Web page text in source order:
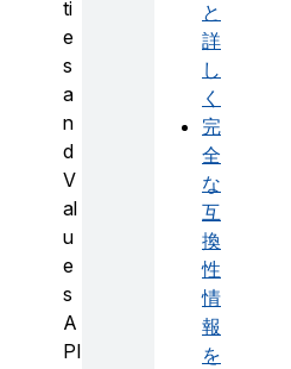
と
詳
し
く
完
全
な
互
換
性
情
報
を
ti
e
s
a
n
d
V
al
u
e
s
A
PI